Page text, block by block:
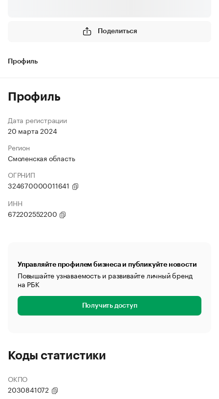
Поделиться
Профиль
Профиль
Дата регистрации
20 марта 2024
Регион
Смоленская область
ОГРНИП
324670000011641
ИНН
672202552200
Управляйте профилем бизнеса и публикуйте новости
Повышайте узнаваемость и развивайте личный бренд
на РБК
Получить доступ
Коды статистики
ОКПО
2030841072